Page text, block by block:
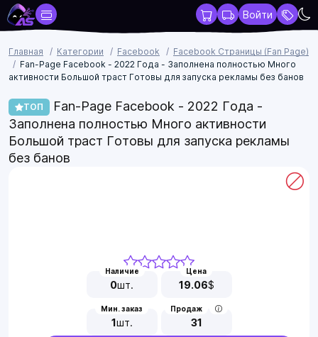
Войти
Главная Категории Facebook
Facebook Страницы (Fan Page)
Fan-Page Facebook - 2022 Года - Заполнена полностью Много
активности Большой траст Готовы для запуска рекламы без банов
ТОП
Fan-Page Facebook - 2022 Года -
Заполнена полностью Много активности
Большой траст Готовы для запуска рекламы
без банов
Наличие
0шт.
Цена
19.06$
Мин. заказ
1шт.
Продаж
31